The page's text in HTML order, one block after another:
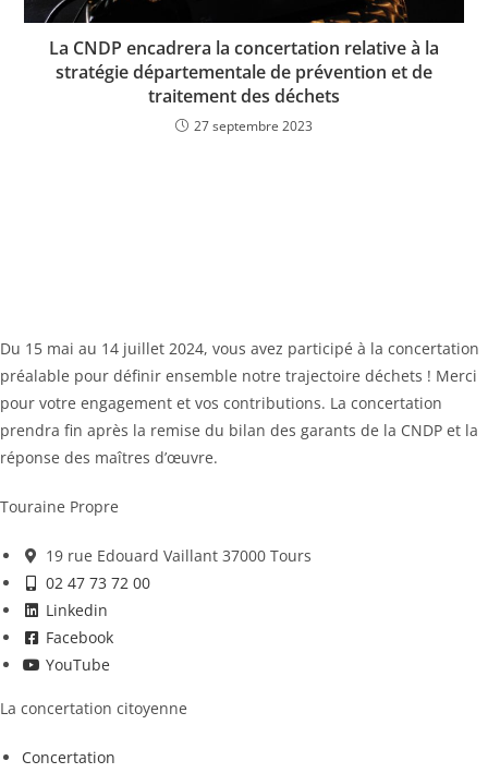
La CNDP encadrera la concertation relative à la
stratégie départementale de prévention et de
traitement des déchets
27 septembre 2023
Du 15 mai au 14 juillet 2024, vous avez participé à la concertation
préalable pour définir ensemble notre trajectoire déchets ! Merci
pour votre engagement et vos contributions. La concertation
prendra fin après la remise du bilan des garants de la CNDP et la
réponse des maîtres d’œuvre.
Touraine Propre
19 rue Edouard Vaillant 37000 Tours
02 47 73 72 00
Linkedin
Facebook
YouTube
La concertation citoyenne
Concertation